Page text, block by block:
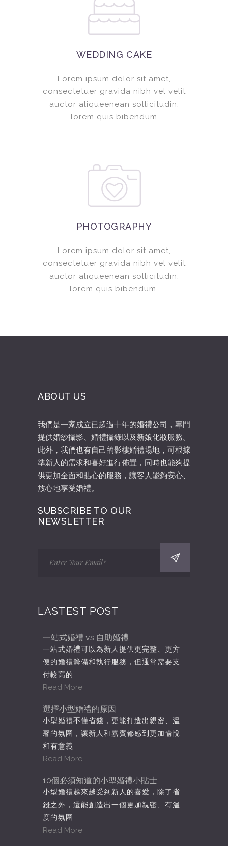
WEDDING CAKE
Lorem ipsum dolor sit amet,
consectetuer gravida nibh vel velit
auctor aliqueenean sollicitudin,
lorem quis bibendum
PHOTOGRAPHY
Lorem ipsum dolor sit amet,
consectetuer gravida nibh vel velit
auctor aliqueenean sollicitudin,
lorem quis bibendum.
ABOUT US
我們是一家成立已超過十年的婚禮公司，專門
提供婚紗攝影、婚禮攝錄以及新娘化妝服務。
此外，我們也有自己的影樓婚禮場地，可根據
準新人的需求和喜好進行佈置，同時也能夠提
供更加全面和貼心的服務，讓客人能夠安心、
放心地享受婚禮。
SUBSCRIBE TO OUR
NEWSLETTER
LASTEST POST
一站式婚禮 vs 自助婚禮
一站式婚禮可以為新人提供更完整、更方
便的婚禮籌備和執行服務，但通常需要支
付較高的…
Read More
選擇小型婚禮的原因
小型婚禮不僅省錢，更能打造出親密、溫
馨的氛圍，讓新人和嘉賓都感到更加愉悅
和有意義…
Read More
10個必須知道的小型婚禮小貼士
小型婚禮越來越受到新人的喜愛，除了省
錢之外，還能創造出一個更加親密、有溫
度的氛圍…
Read More